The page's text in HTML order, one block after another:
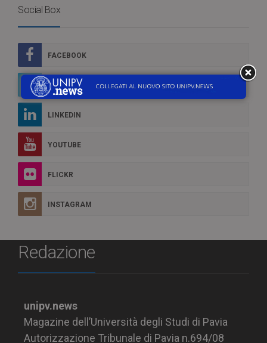
Social Box
FACEBOOK
TWITTER
LINKEDIN
YOUTUBE
FLICKR
INSTAGRAM
Redazione
unipv.news
Magazine dell’Università degli Studi di Pavia
Autorizzazione Tribunale di Pavia n.694/08